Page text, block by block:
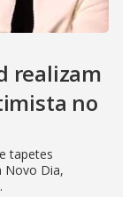
realizam
no
tapetes
Novo Dia,